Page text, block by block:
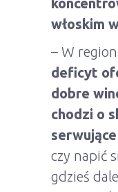
włoskim
– W
deficyt
dobre
chodzi o
czy napić
gdzieś